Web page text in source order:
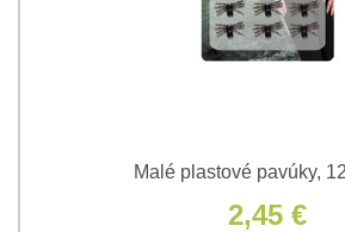
Malé plastové pavúky,
2,45 €